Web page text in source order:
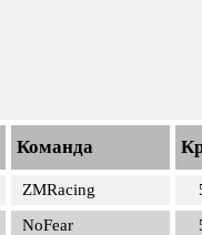
Команда
ZMRacing
NoFear